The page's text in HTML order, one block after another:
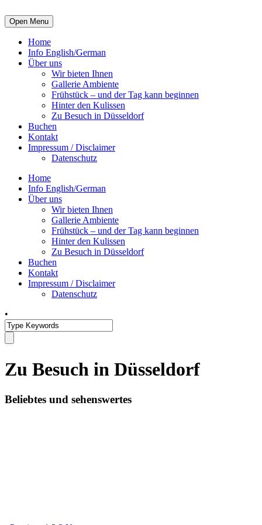
Open Menu
Home
Info English/German
Über uns
Wir bieten Ihnen
Gallerie Ambiente
Frühstück – und der Tag kann beginnen
Hinter den Kulissen
Zu Besuch in Düsseldorf
Buchen
Kontakt
Impressum / Disclaimer
Datenschutz
Home
Info English/German
Über uns
Wir bieten Ihnen
Gallerie Ambiente
Frühstück – und der Tag kann beginnen
Hinter den Kulissen
Zu Besuch in Düsseldorf
Buchen
Kontakt
Impressum / Disclaimer
Datenschutz
•
Zu Besuch in Düsseldorf
Beliebtes und sehenswertes